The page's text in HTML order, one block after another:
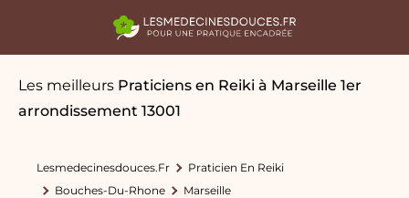
Les meilleurs Praticiens en Reiki à Marseille 1er
arrondissement 13001
Lesmedecinesdouces.fr
Praticien En Reiki
Bouches-Du-Rhone
Marseille